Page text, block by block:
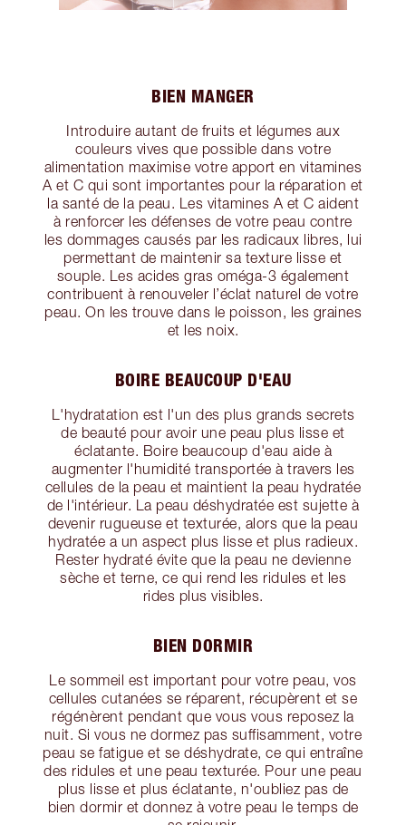
BIEN MANGER
Introduire autant de fruits et légumes aux
couleurs vives que possible dans votre
alimentation maximise votre apport en vitamines
A et C qui sont importantes pour la réparation et
la santé de la peau. Les vitamines A et C aident
à renforcer les défenses de votre peau contre
les dommages causés par les radicaux libres, lui
permettant de maintenir sa texture lisse et
souple. Les acides gras oméga-3 également
contribuent à renouveler l’éclat naturel de votre
peau. On les trouve dans le poisson, les graines
et les noix.
BOIRE BEAUCOUP D'EAU
L'hydratation est l'un des plus grands secrets
de beauté pour avoir une peau plus lisse et
éclatante. Boire beaucoup d'eau aide à
augmenter l'humidité transportée à travers les
cellules de la peau et maintient la peau hydratée
de l'intérieur. La peau déshydratée est sujette à
devenir rugueuse et texturée, alors que la peau
hydratée a un aspect plus lisse et plus radieux.
Rester hydraté évite que la peau ne devienne
sèche et terne, ce qui rend les ridules et les
rides plus visibles.
BIEN DORMIR
Le sommeil est important pour votre peau, vos
cellules cutanées se réparent, récupèrent et se
régénèrent pendant que vous vous reposez la
nuit. Si vous ne dormez pas suffisamment, votre
peau se fatigue et se déshydrate, ce qui entraîne
des ridules et une peau texturée. Pour une peau
plus lisse et plus éclatante, n'oubliez pas de
bien dormir et donnez à votre peau le temps de